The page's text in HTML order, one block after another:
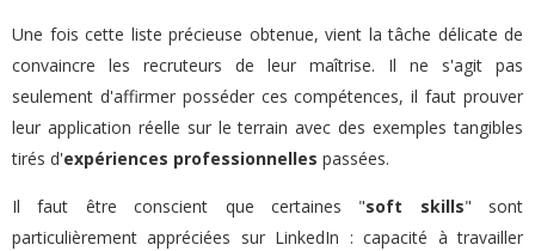
Une fois cette liste précieuse obtenue, vient la tâche délicate de
convaincre les recruteurs de leur maîtrise. Il ne s'agit pas
seulement d'affirmer posséder ces compétences, il faut prouver
leur application réelle sur le terrain avec des exemples tangibles
tirés d'expériences professionnelles passées.
Il faut être conscient que certaines "soft skills" sont
particulièrement appréciées sur LinkedIn : capacité à travailler